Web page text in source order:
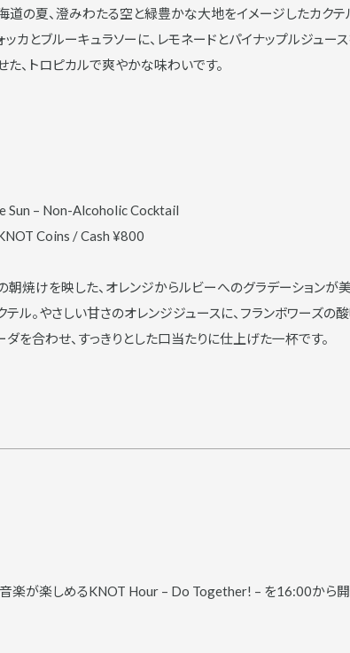
道の夏、澄みわたる空と緑豊かな大地をイメージしたカクテ
ッカとブルーキュラソーに、レモネードとパイナップルジュー
た、トロピカルで爽やかな味わいです。
Sun – Non-Alcoholic Cocktail
Coins / Cash ¥800
朝焼けを映した、オレンジからルビーへのグラデーションが
テル。やさしい甘さのオレンジジュースに、フランボワーズの
ダを合わせ、すっきりとした口当たりに仕上げた一杯です。
音楽が楽しめるKNOT Hour – Do Together! – を16:00から